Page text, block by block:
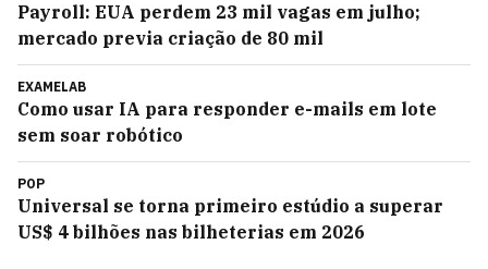
Payroll: EUA perdem 23 mil vagas em julho;
mercado previa criação de 80 mil
EXAMELAB
Como usar IA para responder e-mails em lote
sem soar robótico
POP
Universal se torna primeiro estúdio a superar
US$ 4 bilhões nas bilheterias em 2026